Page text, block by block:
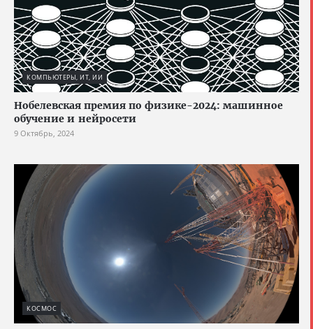
КОМПЬЮТЕРЫ, ИТ, ИИ
Нобелевская премия по физике-2024: машинное
обучение и нейросети
9 Октябрь, 2024
КОСМОС